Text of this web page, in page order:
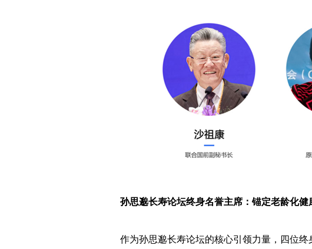
孙思邈长寿论坛终身名誉主席：锚定老龄化健
作为孙思邈长寿论坛的核心引领力量，四位